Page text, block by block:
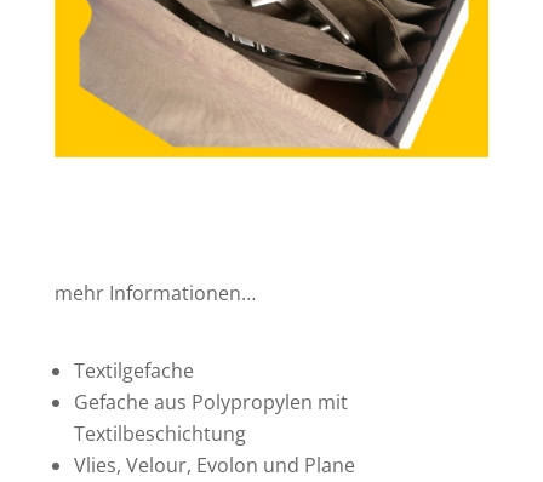
mehr Informationen…
Textilgefache
Gefache aus Polypropylen mit
Textilbeschichtung
Vlies, Velour, Evolon und Plane